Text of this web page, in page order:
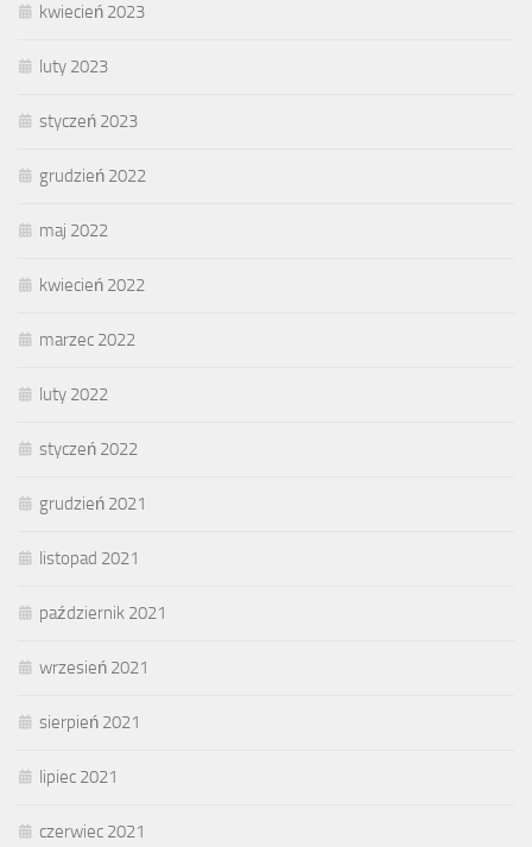
kwiecień 2023
luty 2023
styczeń 2023
grudzień 2022
maj 2022
kwiecień 2022
marzec 2022
luty 2022
styczeń 2022
grudzień 2021
listopad 2021
październik 2021
wrzesień 2021
sierpień 2021
lipiec 2021
czerwiec 2021